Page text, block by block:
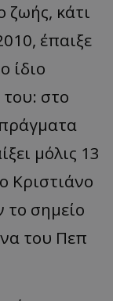
ζωής, κάτι
έπαιξε
ίδιο
στο
μόλις 13
Κριστιάνο
το σημείο
του Πεπ